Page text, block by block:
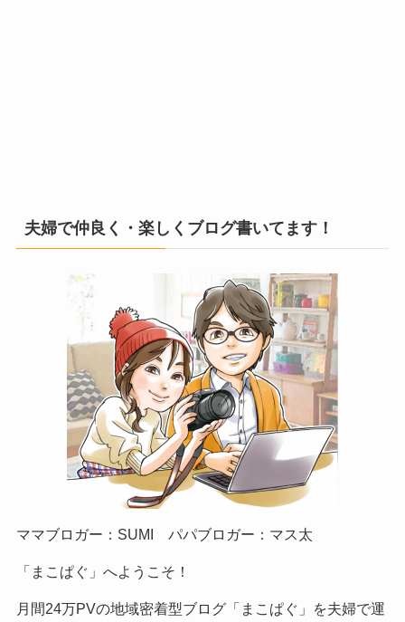
夫婦で仲良く・楽しくブログ書いてます！
ママブロガー：SUMI パパブロガー：マス太
「まこぱぐ」へようこそ！
月間24万PVの地域密着型ブログ「まこぱぐ」を夫婦で運